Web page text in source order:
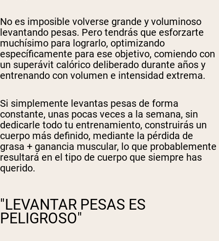
No es imposible volverse grande y voluminoso
levantando pesas. Pero tendrás que esforzarte
muchísimo para lograrlo, optimizando
específicamente para ese objetivo, comiendo con
un superávit calórico deliberado durante años y
entrenando con volumen e intensidad extrema.
Si simplemente levantas pesas de forma
constante, unas pocas veces a la semana, sin
dedicarle todo tu entrenamiento, construirás un
cuerpo más definido, mediante la pérdida de
grasa + ganancia muscular, lo que probablemente
resultará en el tipo de cuerpo que siempre has
querido.
"LEVANTAR PESAS ES
PELIGROSO"